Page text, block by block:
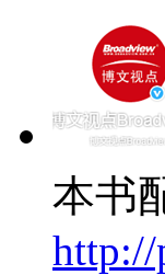
本书
http://